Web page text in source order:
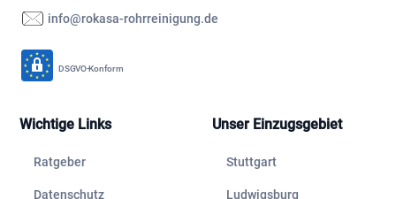
info@rokasa-rohrreinigung.de
DSGVO-Konform
Wichtige Links
Ratgeber
Datenschutz
Unser Einzugsgebiet
Stuttgart
Ludwigsburg